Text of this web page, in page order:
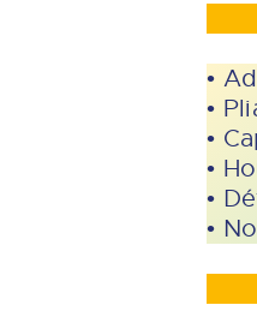
•
•
•
•
•
•